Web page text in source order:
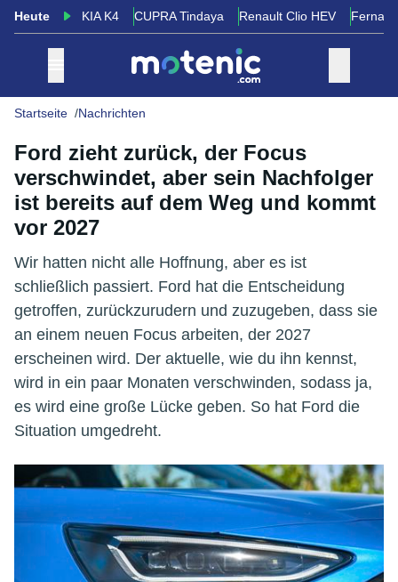
Heute KIA K4 CUPRA Tindaya Renault Clio HEV
Startseite Nachrichten
Ford zieht zurück, der Focus
verschwindet, aber sein Nachfolger
ist bereits auf dem Weg und kommt
vor 2027
Wir hatten nicht alle Hoffnung, aber es ist
schließlich passiert. Ford hat die Entscheidung
getroffen, zurückzurudern und zuzugeben, dass sie
an einem neuen Focus arbeiten, der 2027
erscheinen wird. Der aktuelle, wie du ihn kennst,
wird in ein paar Monaten verschwinden, sodass ja,
es wird eine große Lücke geben. So hat Ford die
Situation umgedreht.